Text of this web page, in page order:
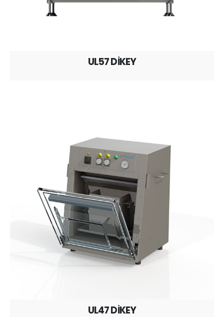
UL57 DİKEY
UL47 DİKEY